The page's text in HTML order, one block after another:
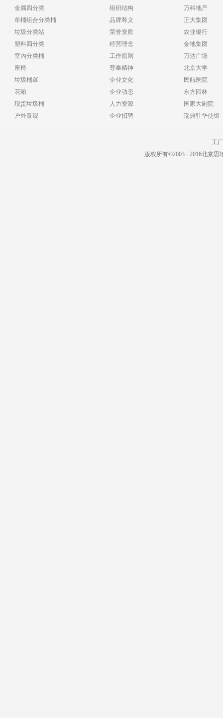
金属四分类
单桶组合分类桶
垃圾分类站
塑料四分类
室内分类桶
座椅
垃圾桶罩
花箱
现货垃圾桶
户外景观
组织结构
品牌释义
荣誉资质
经营理念
工作原则
尊奉精神
企业文化
企业动态
人力资源
企业招聘
万科地产
正大集团
农业银行
金地集团
万达广场
北京大学
民航医院
东方园林
国家大剧院
瑞典驻华使馆
工
版权所有©2003 - 2016北京